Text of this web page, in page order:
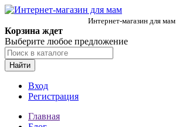
Интернет-магазин для мам
Корзина ждет
Выберите любое предложение
Найти
Вход
Регистрация
Главная